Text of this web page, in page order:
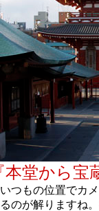
本堂から宝
もの位置でカメ
のが解りますね